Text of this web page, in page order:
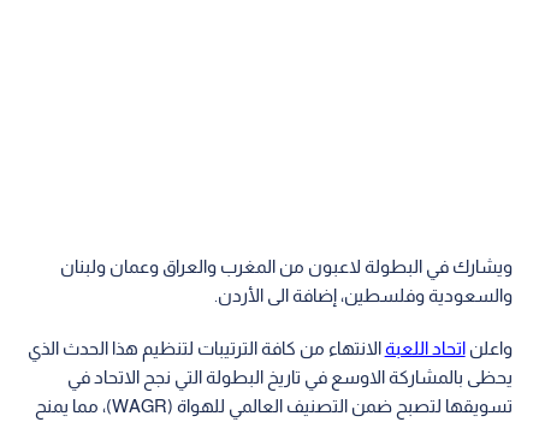
ويشارك في البطولة لاعبون من المغرب والعراق وعمان ولبنان
والسعودية وفلسطين، إضافة الى الأردن.
واعلناتحاد اللعبةالانتهاء من كافة الترتيبات لتنظيم هذا الحدث الذي
يحظى بالمشاركة الاوسع في تاريخ البطولة التي نجح الاتحاد في
تسويقها لتصبح ضمن التصنيف العالمي للهواة (WAGR)، مما يمنح